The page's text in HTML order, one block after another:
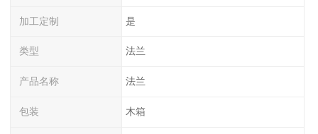
加工定制 是
类型 法兰
产品名称 法兰
包装 木箱